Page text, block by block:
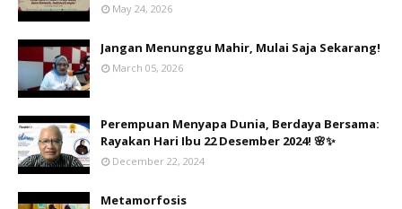
May 24, 2026
Jangan Menunggu Mahir, Mulai Saja Sekarang!
March 05, 2026
Perempuan Menyapa Dunia, Berdaya Bersama:
Rayakan Hari Ibu 22 Desember 2024! 🌸✨
December 22, 2024
Metamorfosis